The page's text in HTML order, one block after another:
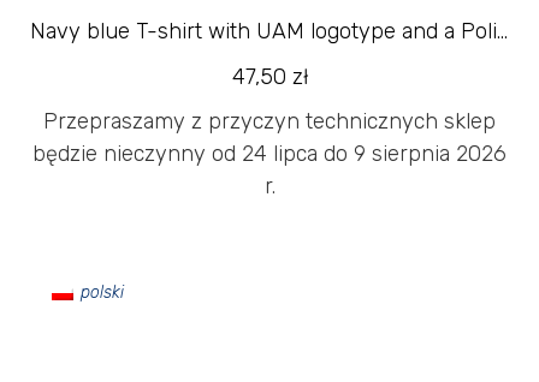
Navy blue T-shirt with UAM logotype and a Polish slogan
47,50 zł
Przepraszamy z przyczyn technicznych sklep
będzie nieczynny od 24 lipca do 9 sierpnia 2026
r.
polski